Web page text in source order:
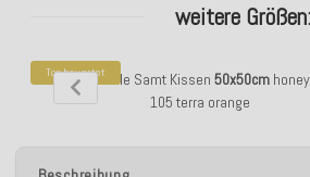
weitere Größen:
Top bewertet
H.O.C.K. Nobile Samt Kissen 50x50cm
105 terra orange